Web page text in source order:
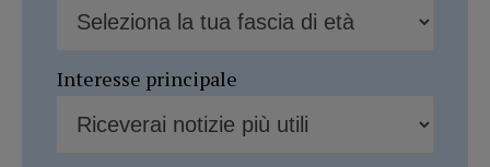
Interesse principale